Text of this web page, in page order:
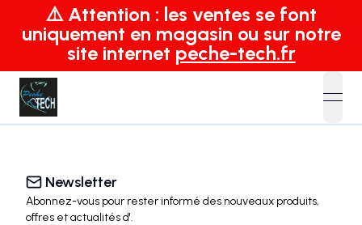
⚠️ Attention : les ventes se font
uniquement en magasin ou sur notre
site internet peche-tech.fr
Newsletter
Abonnez-vous pour rester informé des nouveaux produits,
offres et actualitésd'.